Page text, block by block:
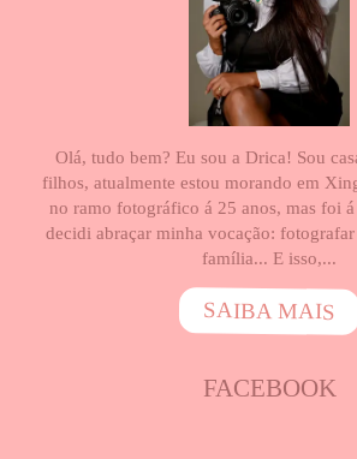
Olá, tudo bem? Eu sou a Drica! Sou
filhos, atualmente estou morando em
no ramo fotográfico á 25 anos, mas foi á
decidi abraçar minha vocação: fotografar
família... E isso,...
SAIBA MAIS
FACEBOOK